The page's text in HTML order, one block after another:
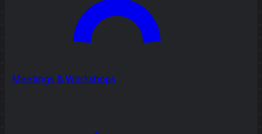
Meetings & Workshops